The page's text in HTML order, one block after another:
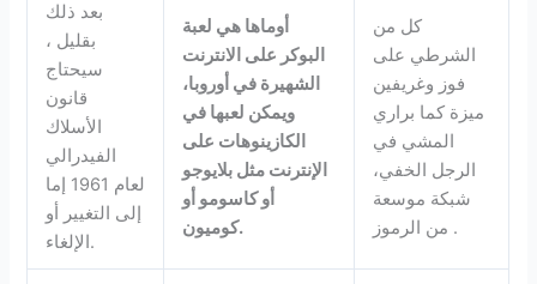
بعد ذلك
بقليل ،
سيحتاج
قانون
الأسلاك
الفيدرالي
لعام 1961 إما
إلى التغيير أو
الإلغاء.
أوماها هي لعبة
البوكر على الانترنت
الشهيرة في أوروبا،
ويمكن لعبها في
الكازينوهات على
الإنترنت مثل بلايوجو
أو كاسومو أو
كوميون.
كل من
الشرطي على
فوز وغريفين
ميزة كما براري
المشي في
الرجل الخفي،
شبكة موسعة
من الرموز .